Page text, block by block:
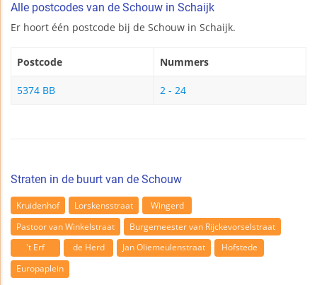
Alle postcodes van de Schouw in Schaijk
Er hoort één postcode bij de Schouw in Schaijk.
Postcode Nummers
5374 BB 2 - 24
Straten in de buurt van de Schouw
Kruidenhof Lorskensstraat
Wingerd
Pastoor van Winkelstraat
Burgemeester van Rijckevorselstraat
't Erf
de Herd Jan Oliemeulenstraat
Hofstede
Europaplein